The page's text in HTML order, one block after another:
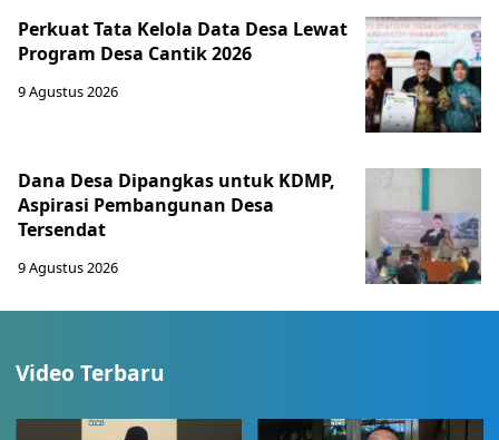
Perkuat Tata Kelola Data Desa Lewat
Program Desa Cantik 2026
9 Agustus 2026
Dana Desa Dipangkas untuk KDMP,
Aspirasi Pembangunan Desa
Tersendat
9 Agustus 2026
Video Terbaru